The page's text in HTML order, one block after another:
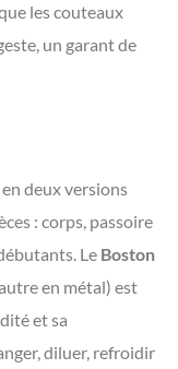
les couteaux
un garant de
deux versions
: corps, passoire
Le Boston
en métal) est
et sa
diluer, refroidir